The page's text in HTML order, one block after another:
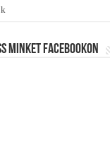
minket Facebookon